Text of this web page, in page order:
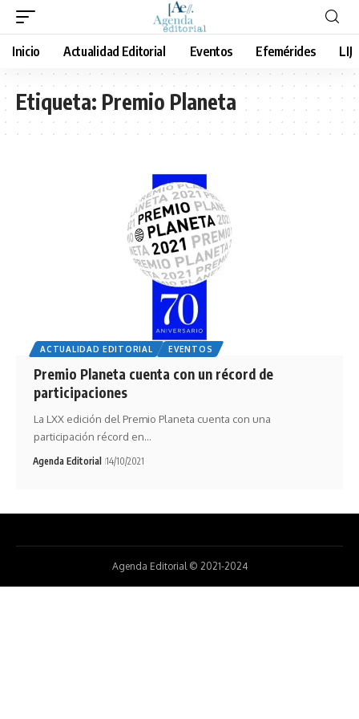
Inicio Actualidad Editorial Eventos Efemérides LIJ
Etiqueta:Premio Planeta
ACTUALIDAD EDITORIAL EVENTOS
Premio Planeta cuenta con un récord de
participaciones
La LXX edición del Premio Planeta cuenta con una
participación récord en…
Agenda Editorial 14/10/2021
Agenda Editorial © 2021-2024